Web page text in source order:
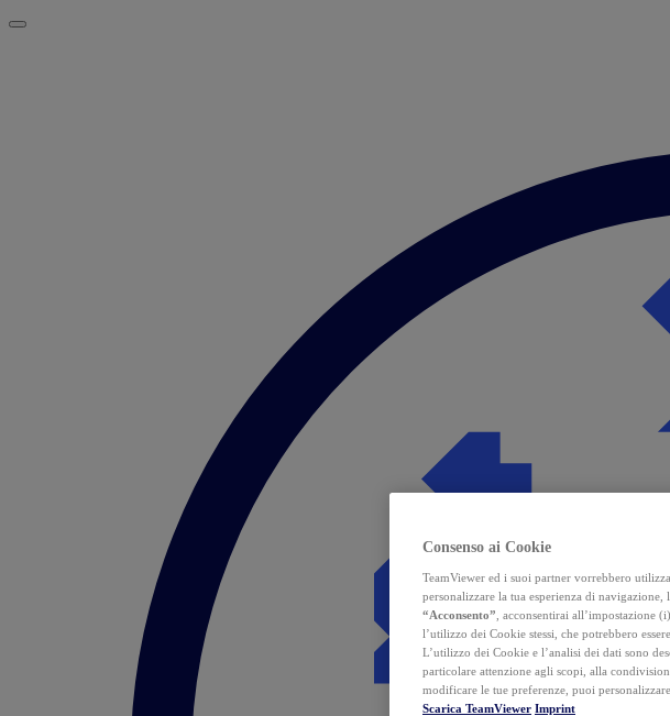
Consenso ai Cookie
TeamViewer ed i suoi partner vorrebbero
personalizzare la tua esperienza di
“Acconsento” , acconsentirai
l’utilizzo dei Cookie stessi, che potrebbero
L’utilizzo dei Cookie e l’analisi dei dati sono
particolare attenzione agli scopi, alla
modificare le tue preferenze, puoi
Scarica TeamViewer Imprint